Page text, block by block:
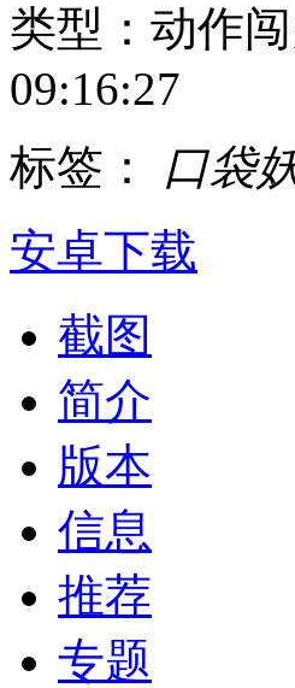
类型：动作
09:16:27
标签： 口袋
安卓下载
截图
简介
版本
信息
推荐
专题